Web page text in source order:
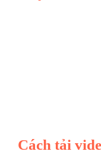
Cách tải